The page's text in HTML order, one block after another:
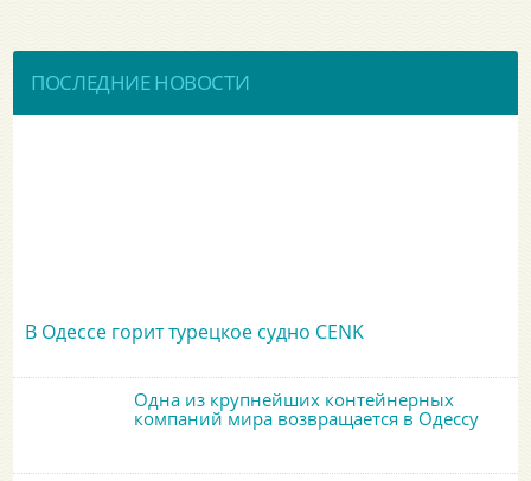
ПОСЛЕДНИЕ НОВОСТИ
В Одессе горит турецкое судно CENK
Одна из крупнейших контейнерных
компаний мира возвращается в Одессу